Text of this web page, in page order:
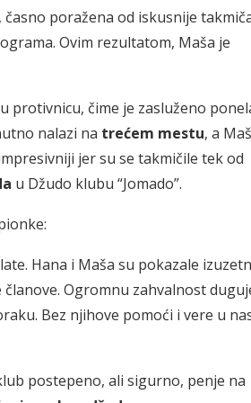
poražena od iskusnije
Ovim rezultatom, Maša je
protivnicu, čime je zasluženo
nalazi na trećem mestu, a
jer su se takmičile tek od
u Džudo klubu “Jomado”.
Hana i Maša su pokazale
Ogromnu zahvalnost
Bez njihove pomoći i vere u
postepeno, ali sigurno, penje na